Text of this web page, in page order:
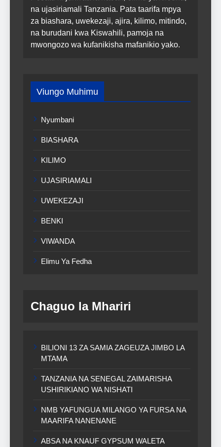
na ujasiriamali Tanzania. Pata taarifa mpya
za biashara, uwekezaji, ajira, kilimo, mitindo,
na burudani kwa Kiswahili, pamoja na
mwongozo wa kufanikisha mafanikio yako.
Viungo Muhimu
Nyumbani
BIASHARA
KILIMO
UJASIRIAMALI
UWEKEZAJI
BENKI
VIWANDA
Elimu Ya Fedha
Chaguo la Mhariri
BILIONI 13 ZA SAMIA ZAGEUZA JIMBO LA
MTAMA
TANZANIA NA SENEGAL ZAIMARISHA
USHIRIKIANO WA NISHATI
NMB YAFUNGUA MILANGO YA FURSA NA
MAARIFA NANENANE
ABSA NA KNAUF GYPSUM WALETA